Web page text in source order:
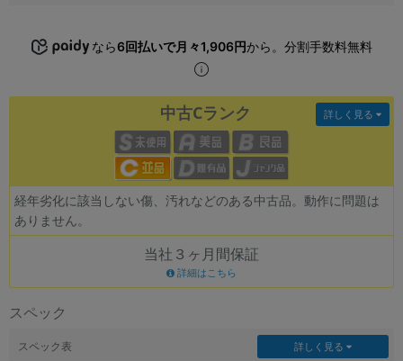
なら6回払いで月々1,906円から。分割手数料無料
中古Cランク
経年劣化に該当しない傷、汚れなどのある中古品。動作に問題は
ありません。
詳しく見る
当社３ヶ月間保証
詳細はこちら
スペック
スペック表 詳しく見る
CPUの絞り込み
OSの絞り込み
~
容量
~
モニタサイズ